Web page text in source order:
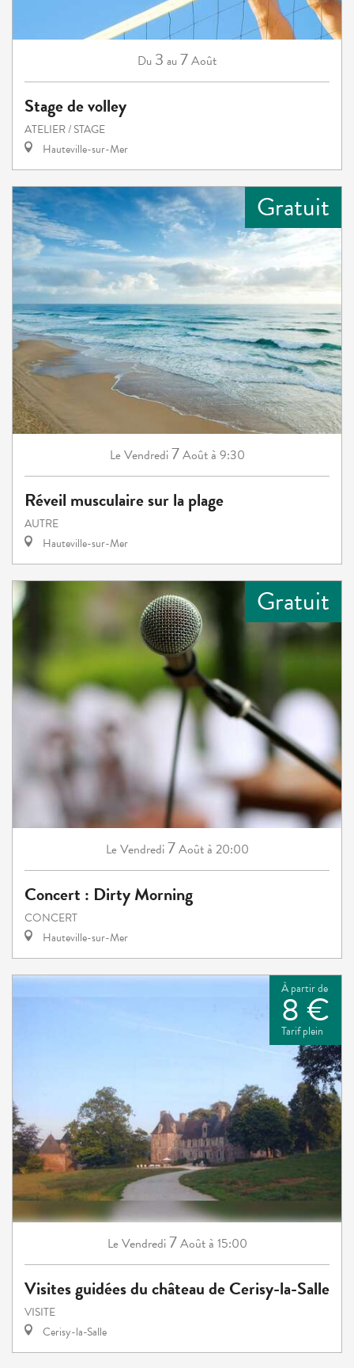
Du 3 au7Août
Stage de volley
ATELIER / STAGE
Hauteville-sur-Mer
Gratuit
Le Vendredi7Aoûtà 9:30
Réveil musculaire sur la plage
AUTRE
Hauteville-sur-Mer
Gratuit
Le Vendredi7Aoûtà 20:00
Concert : Dirty Morning
CONCERT
Hauteville-sur-Mer
À partir de
8 €
Tarif plein
Le Vendredi7Aoûtà 15:00
Visites guidées du château de Cerisy-la-Salle
VISITE
Cerisy-la-Salle